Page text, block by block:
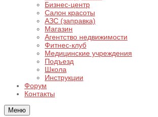
Бизнес-центр
Салон красоты
АЗС (заправка)
Магазин
Агентство недвижимости
Фитнес-клуб
Медицинские учреждения
Подъезд
Школа
Инструкции
Форум
Контакты
Меню